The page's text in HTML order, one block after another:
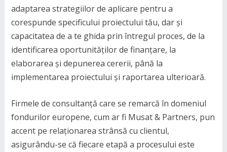
adaptarea strategiilor de aplicare pentru a
corespunde specificului proiectului tău, dar și
capacitatea de a te ghida prin întregul proces, de la
identificarea oportunităților de finanțare, la
elaborarea și depunerea cererii, până la
implementarea proiectului și raportarea ulterioară.
Firmele de consultanță care se remarcă în domeniul
fondurilor europene, cum ar fi Musat & Partners, pun
accent pe relaționarea strânsă cu clientul,
asigurându-se că fiecare etapă a procesului este